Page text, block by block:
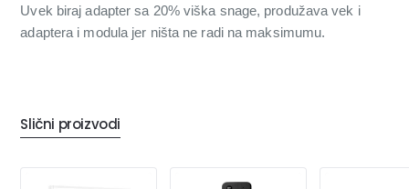
Uvek biraj adapter sa 20% viška snage, produžava vek i
adaptera i modula jer ništa ne radi na maksimumu.
Slični proizvodi